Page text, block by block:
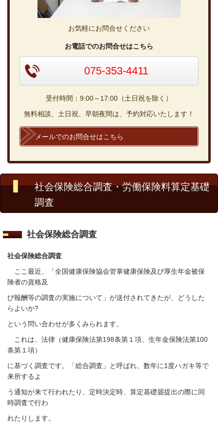
お気軽にお問合せください
お電話でのお問合せはこちら
075-353-4411
受付時間：9:00～17:00（土日祝を除く）
無料相談、土日祝、早朝夜間は、予約対応いたします！
メールでのお問合せはこちら
社会保険総合調査・労働保険料算定基礎
調査
社会保険総合調査
社会保険総合調査
ここ最近、「全国健康保険協会管掌健康保険及び厚生年金被保
険者の資格及
び報酬等の調査の実施について」が送付されてきたが、どうした
らよいか?
という問い合わせが多くみられます。
これは、法律（健康保険法第198条第１項、 生年金保険法第100
条第１項）
に基づく調査です。
「総合調査」と呼ばれ、数年に1度ハガキ等で
来所するよ
う通知が来て行われたり、 定時決定時、算定基礎届提出の際に同
時調査で行わ
れたりします。